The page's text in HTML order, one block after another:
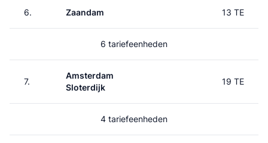
6. Zaandam 13 TE
6 tariefeenheden
7.
Amsterdam
Sloterdijk
19 TE
4 tariefeenheden